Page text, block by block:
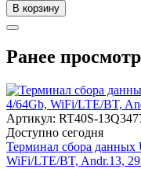
В корзину
Ранее
Артикул: RT40S-
Доступно сегодня
Терминал сбора данных
WiFi/LTE/BT, Andr.13,